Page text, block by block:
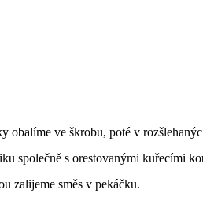
ve škrobu, poté v
společně s orestovanými kuřecími
zalijeme směs v pekáčku.